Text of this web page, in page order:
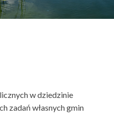
w dziedzinie
zadań własnych gmin